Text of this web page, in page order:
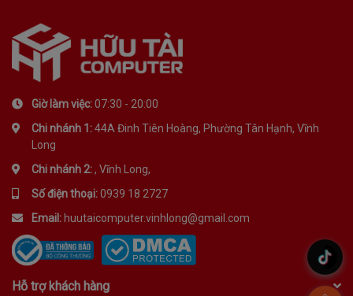
Giờ làm việc:07:30 - 20:00
Chi nhánh 1:44A Đinh Tiên Hoàng, Phường Tân Hạnh, Vĩnh
Long
Chi nhánh 2:, Vĩnh Long,
Số điện thoại:0939 18 2727
Email: huutaicomputer.vinhlong@gmail.com
Hỗ trợ khách hàng
.